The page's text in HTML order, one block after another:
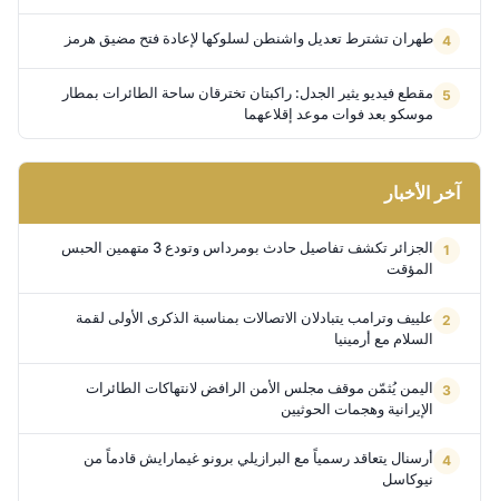
طهران تشترط تعديل واشنطن لسلوكها لإعادة فتح مضيق هرمز
مقطع فيديو يثير الجدل: راكبتان تخترقان ساحة الطائرات بمطار
موسكو بعد فوات موعد إقلاعهما
آخر الأخبار
الجزائر تكشف تفاصيل حادث بومرداس وتودع 3 متهمين الحبس
المؤقت
علييف وترامب يتبادلان الاتصالات بمناسبة الذكرى الأولى لقمة
السلام مع أرمينيا
اليمن يُثمّن موقف مجلس الأمن الرافض لانتهاكات الطائرات
الإيرانية وهجمات الحوثيين
أرسنال يتعاقد رسمياً مع البرازيلي برونو غيمارايش قادماً من
نيوكاسل